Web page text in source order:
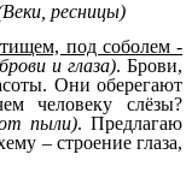
ресницы)
под соболем -
и глаза). Брови,
Они оберегают
человеку слёзы?
пыли). Предлагаю
– строение глаза,